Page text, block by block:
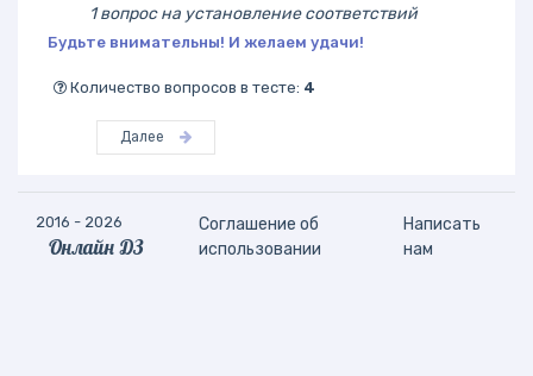
1 вопрос на установление соответствий
Будьте внимательны! И желаем удачи!
Количество вопросов в тесте: 4
Далее
2016 - 2026
Онлайн ДЗ
Соглашение об
использовании
Написать
нам